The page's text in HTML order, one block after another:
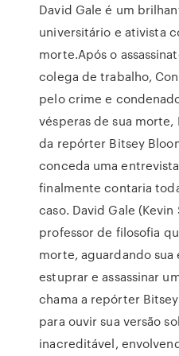
David Gale é um
universitário e ativista
morte.Após o
colega de trabalho,
pelo crime e
vésperas de sua
da repórter Bitsey
conceda uma
finalmente contaria
caso. David Gale
professor de filosofia
morte, aguardando sua
estuprar e assassinar
chama a repórter
para ouvir sua versão
inacreditável,